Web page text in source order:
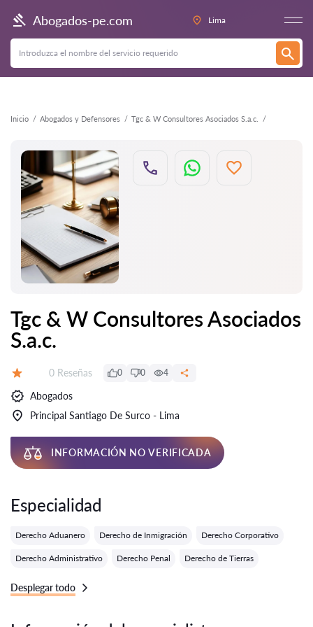
Abogados-pe.com Lima
Inicio Abogados y Defensores Tgc & W Consultores Asociados S.a.c.
Atrás
Tgc & W Consultores Asociados
S.a.c.
Número de reseñas:
0 Reseñas 0 0 4
Abogados
Principal Santiago De Surco - Lima
INFORMACIÓN NO VERIFICADA
Especialidad
Derecho Aduanero Derecho de Inmigración Derecho Corporativo
Derecho Administrativo Derecho Penal Derecho de Tierras
Desplegar todo